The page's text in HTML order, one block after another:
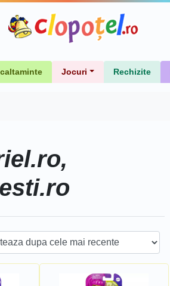
Jocuri Rechizite